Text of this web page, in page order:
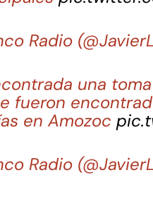
Radio
una
fueron
en Amozoc
Radio